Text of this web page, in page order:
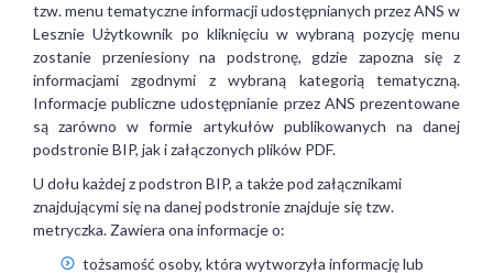
tzw. menu tematyczne informacji udostępnianych przez ANS w
Lesznie Użytkownik po kliknięciu w wybraną pozycję menu
zostanie przeniesiony na podstronę, gdzie zapozna się z
informacjami zgodnymi z wybraną kategorią tematyczną.
Informacje publiczne udostępnianie przez ANS prezentowane
są zarówno w formie artykułów publikowanych na danej
podstronie BIP, jak i załączonych plików PDF.
U dołu każdej z podstron BIP, a także pod załącznikami
znajdującymi się na danej podstronie znajduje się tzw.
metryczka. Zawiera ona informacje o:
tożsamość osoby, która wytworzyła informację lub